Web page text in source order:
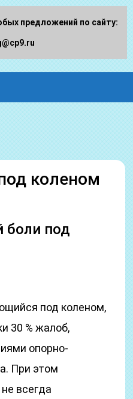
коленом
боли под
под коленом,
30 % жалоб,
опорно-
При этом
всегда
предложений по сайту: